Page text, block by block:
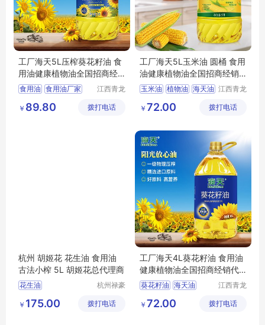
工厂海天5L压榨葵花籽油 食
用油健康植物油全国招商经
销代理
食用油 食用油厂家
海天植物油
葵花籽油
江西青龙
有限公司
￥ 89.80 拨打电话
工厂海天5L玉米油 圆桶 食用
油健康植物油全国招商经销
代理
玉米油 植物油 海天油 江西青龙
有限公司
￥ 72.00 拨打电话
杭州 胡姬花 花生油 食用油
古法小榨 5L 胡姬花总代理商
花生油
胡姬花花生油
杭州禄豪
公司
￥ 175.00 拨打电话
工厂海天4L葵花籽油 食用油
健康植物油全国招商经销代
理
葵花籽油 海天油
江西青龙
有限公司
￥ 72.00 拨打电话